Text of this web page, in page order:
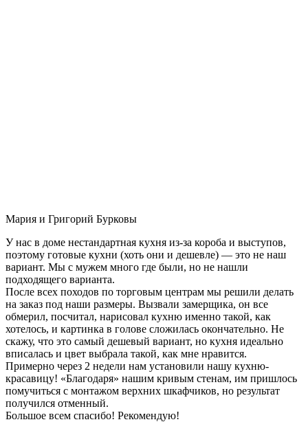
Мария и Григорий Бурковы
У нас в доме нестандартная кухня из-за короба и выступов,
поэтому готовые кухни (хоть они и дешевле) — это не наш
вариант. Мы с мужем много где были, но не нашли
подходящего варианта.
После всех походов по торговым центрам мы решили делать
на заказ под наши размеры. Вызвали замерщика, он все
обмерил, посчитал, нарисовал кухню именно такой, как
хотелось, и картинка в голове сложилась окончательно. Не
скажу, что это самый дешевый вариант, но кухня идеально
вписалась и цвет выбрала такой, как мне нравится.
Примерно через 2 недели нам установили нашу кухню-
красавицу! «Благодаря» нашим кривым стенам, им пришлось
помучиться с монтажом верхних шкафчиков, но результат
получился отменный.
Большое всем спасибо! Рекомендую!